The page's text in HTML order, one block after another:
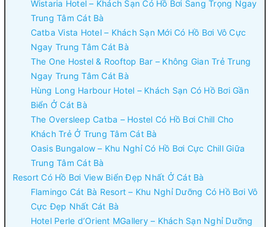
Wistaria Hotel – Khách Sạn Có Hồ Bơi Sang Trọng Ngay
Trung Tâm Cát Bà
Catba Vista Hotel – Khách Sạn Mới Có Hồ Bơi Vô Cực
Ngay Trung Tâm Cát Bà
The One Hostel & Rooftop Bar – Không Gian Trẻ Trung
Ngay Trung Tâm Cát Bà
Hùng Long Harbour Hotel – Khách Sạn Có Hồ Bơi Gần
Biển Ở Cát Bà
The Oversleep Catba – Hostel Có Hồ Bơi Chill Cho
Khách Trẻ Ở Trung Tâm Cát Bà
Oasis Bungalow – Khu Nghỉ Có Hồ Bơi Cực Chill Giữa
Trung Tâm Cát Bà
Resort Có Hồ Bơi View Biển Đẹp Nhất Ở Cát Bà
Flamingo Cát Bà Resort – Khu Nghỉ Dưỡng Có Hồ Bơi Vô
Cực Đẹp Nhất Cát Bà
Hotel Perle d’Orient MGallery – Khách Sạn Nghỉ Dưỡng